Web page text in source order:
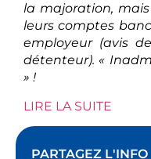
la majoration,
leurs comptes
employeur (avis
détenteur). «
» !
LIRE LA SUITE
PARTAGEZ L'INFO